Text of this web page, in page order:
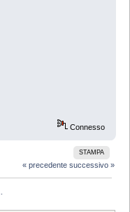
Connesso
STAMPA
« precedente successivo »